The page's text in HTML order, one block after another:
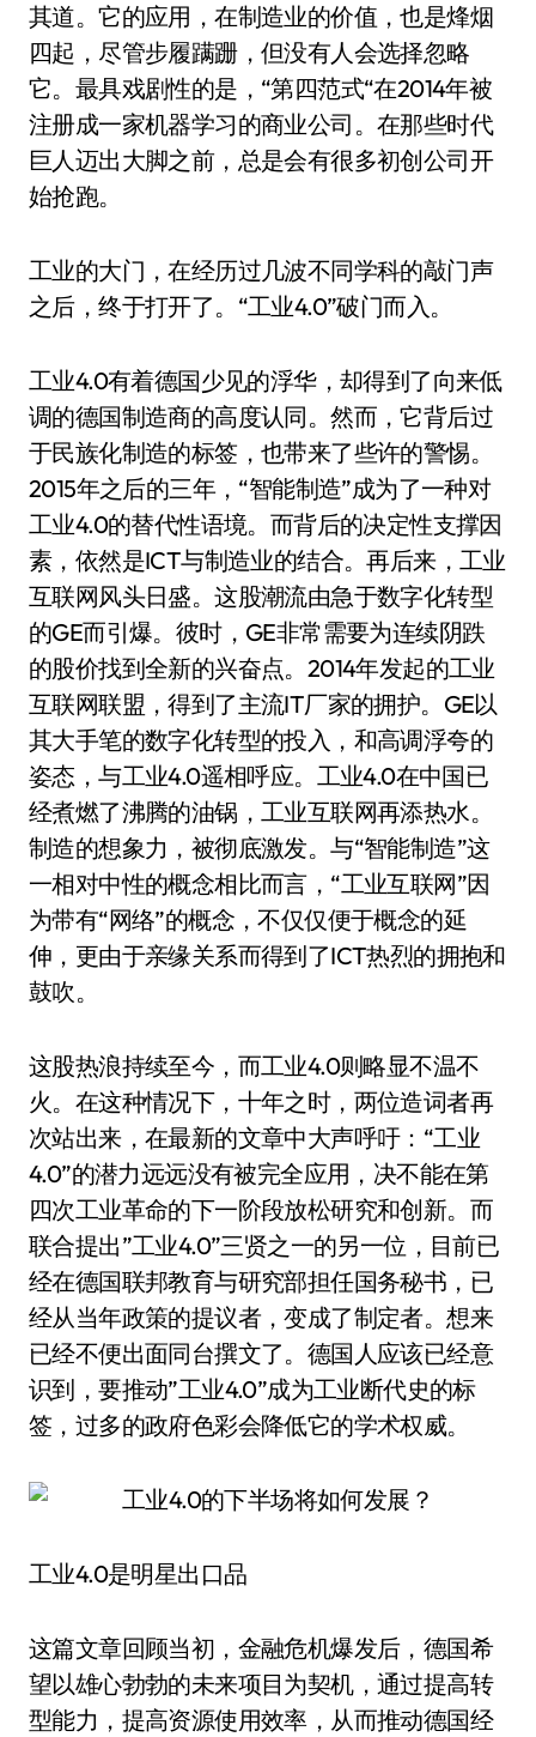
其道。它的应用，在制造业的价值，也是烽烟
四起，尽管步履蹒跚，但没有人会选择忽略
它。最具戏剧性的是，“第四范式“在2014年被
注册成一家机器学习的商业公司。在那些时代
巨人迈出大脚之前，总是会有很多初创公司开
始抢跑。
工业的大门，在经历过几波不同学科的敲门声
之后，终于打开了。“工业4.0”破门而入。
工业4.0有着德国少见的浮华，却得到了向来低
调的德国制造商的高度认同。然而，它背后过
于民族化制造的标签，也带来了些许的警惕。
2015年之后的三年，“智能制造”成为了一种对
工业4.0的替代性语境。而背后的决定性支撑因
素，依然是ICT与制造业的结合。再后来，工业
互联网风头日盛。这股潮流由急于数字化转型
的GE而引爆。彼时，GE非常需要为连续阴跌
的股价找到全新的兴奋点。2014年发起的工业
互联网联盟，得到了主流IT厂家的拥护。GE以
其大手笔的数字化转型的投入，和高调浮夸的
姿态，与工业4.0遥相呼应。工业4.0在中国已
经煮燃了沸腾的油锅，工业互联网再添热水。
制造的想象力，被彻底激发。与“智能制造”这
一相对中性的概念相比而言，“工业互联网”因
为带有“网络”的概念，不仅仅便于概念的延
伸，更由于亲缘关系而得到了ICT热烈的拥抱和
鼓吹。
这股热浪持续至今，而工业4.0则略显不温不
火。在这种情况下，十年之时，两位造词者再
次站出来，在最新的文章中大声呼吁：“工业
4.0”的潜力远远没有被完全应用，决不能在第
四次工业革命的下一阶段放松研究和创新。而
联合提出”工业4.0”三贤之一的另一位，目前已
经在德国联邦教育与研究部担任国务秘书，已
经从当年政策的提议者，变成了制定者。想来
已经不便出面同台撰文了。德国人应该已经意
识到，要推动”工业4.0”成为工业断代史的标
签，过多的政府色彩会降低它的学术权威。
工业4.0是明星出口品
这篇文章回顾当初，金融危机爆发后，德国希
望以雄心勃勃的未来项目为契机，通过提高转
型能力，提高资源使用效率，从而推动德国经